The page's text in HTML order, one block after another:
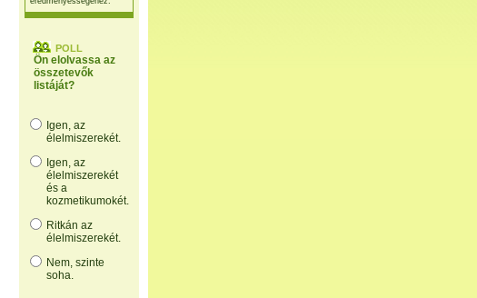
POLL
Ön elolvassa az
összetevők
listáját?
Igen, az
élelmiszerekét.
Igen, az
élelmiszerekét
és a
kozmetikumokét.
Ritkán az
élelmiszerekét.
Nem, szinte
soha.